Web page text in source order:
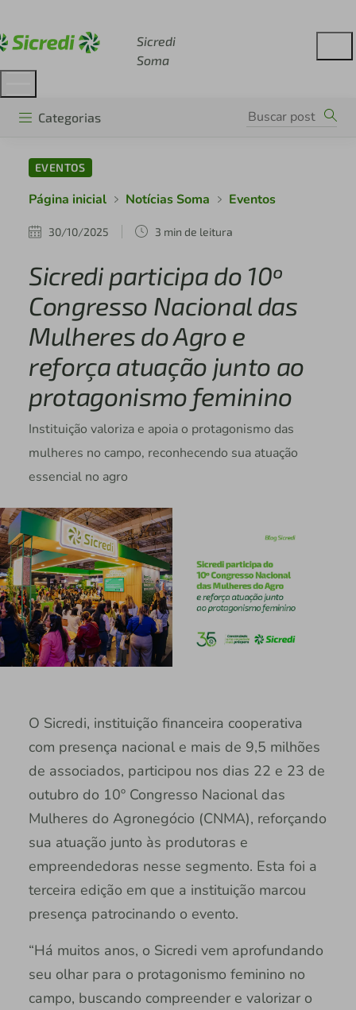
Sicredi
Soma
Categorias
EVENTOS
Página inicial Notícias Soma Eventos
30/10/2025 3 min de leitura
Sicredi participa do 10º
Congresso Nacional das
Mulheres do Agro e
reforça atuação junto ao
protagonismo feminino
Instituição valoriza e apoia o protagonismo das
mulheres no campo, reconhecendo sua atuação
essencial no agro
O Sicredi, instituição financeira cooperativa
com presença nacional e mais de 9,5 milhões
de associados, participou nos dias 22 e 23 de
outubro do 10º Congresso Nacional das
Mulheres do Agronegócio (CNMA), reforçando
sua atuação junto às produtoras e
empreendedoras nesse segmento. Esta foi a
terceira edição em que a instituição marcou
presença patrocinando o evento.
“Há muitos anos, o Sicredi vem aprofundando
seu olhar para o protagonismo feminino no
campo, buscando compreender e valorizar o